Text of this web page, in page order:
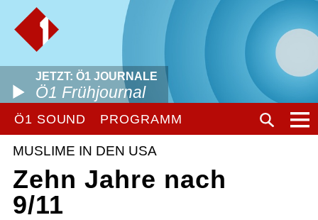
JETZT: Ö1 JOURNALE
Ö1 Frühjournal
Ö1 SOUND PROGRAMM
MUSLIME IN DEN USA
Zehn Jahre nach
9/11